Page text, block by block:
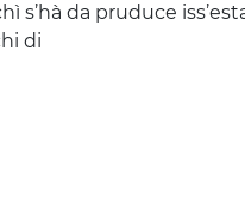
s’hà da pruduce
di